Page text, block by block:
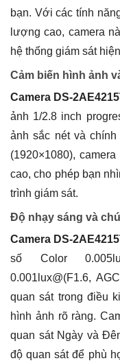
bạn. Với các tính
lượng cao, camera
hệ thống giám sát
Cảm biến hình ảnh
Camera DS-
ảnh 1/2.8 inch
ảnh sắc nét và
(1920×1080),
cao, cho phép bạn
trình giám sát.
Độ nhạy sáng và
Camera DS-
số Color
0.001lux@(F1.6,
quan sát trong điều
hình ảnh rõ ràng.
quan sát Ngày và
độ quan sát để phù